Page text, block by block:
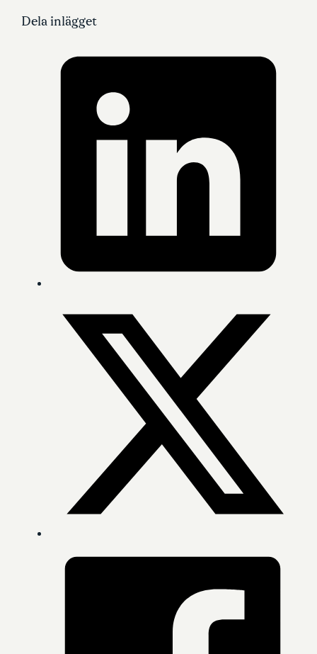
Dela inlägget